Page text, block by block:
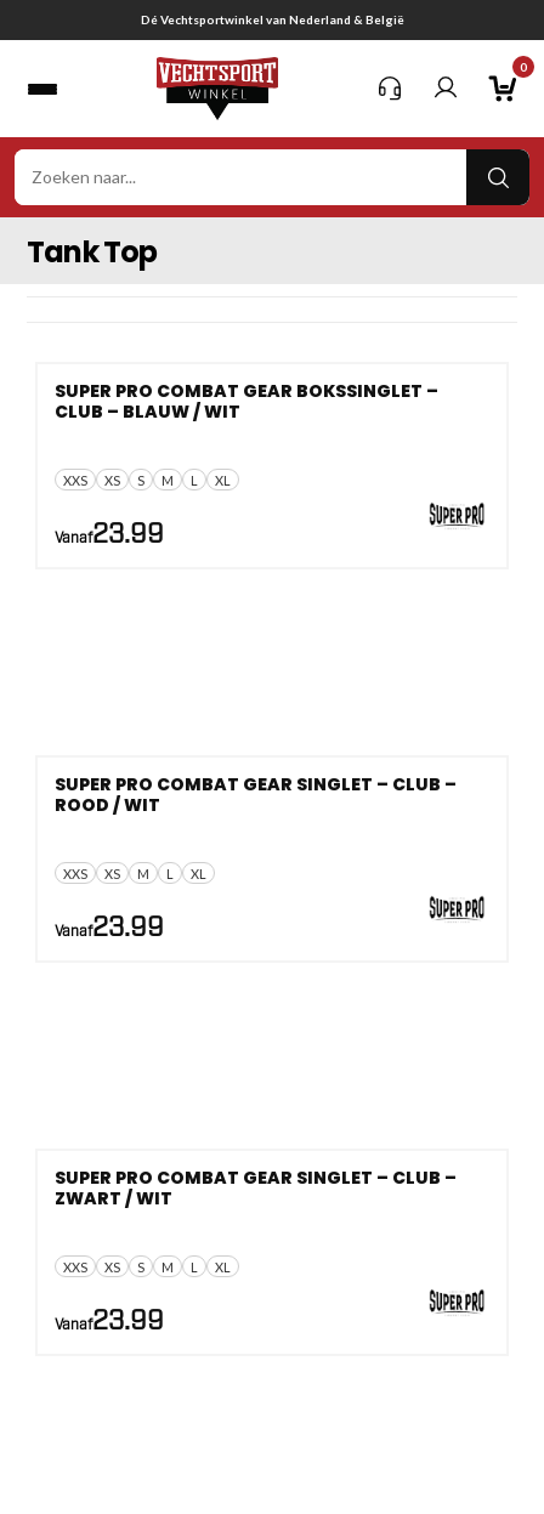
naar
0
Tank Top
XXS XS S M L XL
SUPER PRO COMBAT GEAR BOKSSINGLET –
CLUB – BLAUW / WIT
Vanaf23.99
XXS XS M L XL
SUPER PRO COMBAT GEAR SINGLET – CLUB –
ROOD / WIT
Vanaf23.99
XXS XS S M L XL
SUPER PRO COMBAT GEAR SINGLET – CLUB –
ZWART / WIT
Vanaf23.99